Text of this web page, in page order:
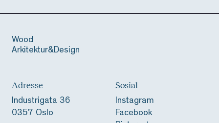
Wood
Arkitektur&Design
Adresse
Industrigata 36
0357 Oslo
Sosial
Instagram
Facebook